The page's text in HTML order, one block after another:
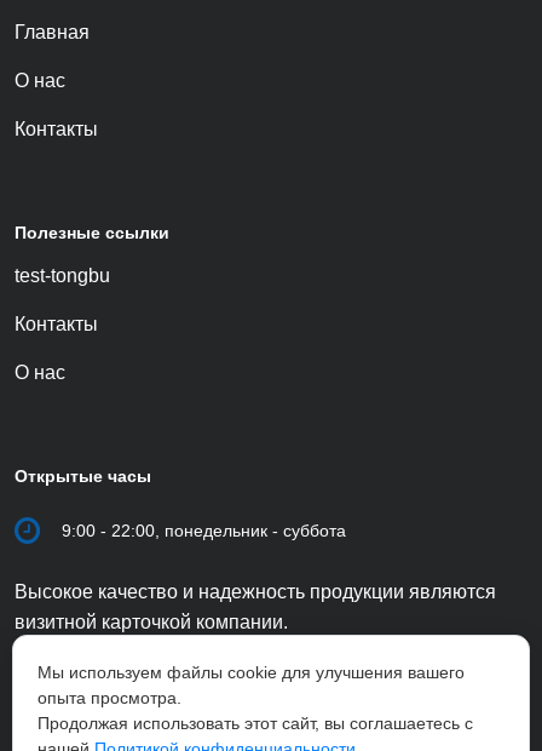
Главная
О нас
Контакты
Полезные ссылки
test-tongbu
Контакты
О нас
Открытые часы
9:00 - 22:00, понедельник - суббота
Высокое качество и надежность продукции являются
визитной карточкой компании.
Мы используем файлы cookie для улучшения вашего
опыта просмотра.
Продолжая использовать этот сайт, вы соглашаетесь с